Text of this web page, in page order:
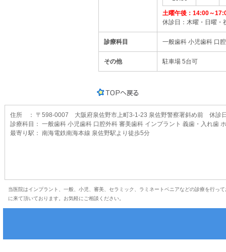
土曜午後：14:00～
休診日：木曜・日曜・
診療科目 一般歯科 小児歯科 口
その他 駐車場 5台可
住所 ： 〒598-0007 大阪府泉佐野市上町3-1-23 泉佐野警察署斜め前 休診
診療科目： 一般歯科 小児歯科 口腔外科 審美歯科 インプラント 義歯・入れ歯
最寄り駅： 南海電鉄南海本線 泉佐野駅より徒歩5分
当医院はインプラント、一般、小児、審美、セラミック、ラミネートベニアなどの診療を行っ
に来て頂いております。お気軽にご相談ください。